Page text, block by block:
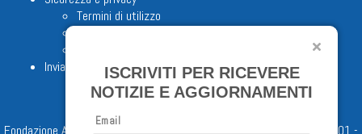
Termini di utilizzo
Invia proposta editoriale
Fondazione Apostolicam Actuositatem ETS © 2023 - P.I. 05398481001 -
ISCRIVITI PER RICEVERE
NOTIZIE E AGGIORNAMENTI
Email